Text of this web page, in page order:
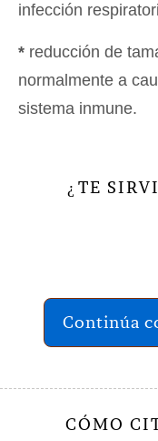
infección
* reducción de
normalmente a
sistema inmune.
¿ TE
Continúa
CÓMO